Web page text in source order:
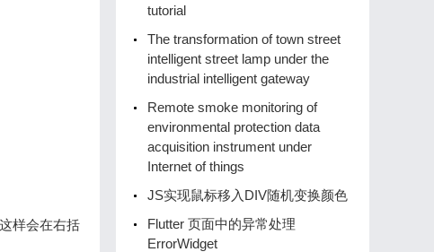
样会在右括
tutorial
The transformation of town street
intelligent street lamp under the
industrial intelligent gateway
Remote smoke monitoring of
environmental protection data
acquisition instrument under
Internet of things
JS实现鼠标移入DIV随机变换颜色
Flutter 页面中的异常处理
ErrorWidget